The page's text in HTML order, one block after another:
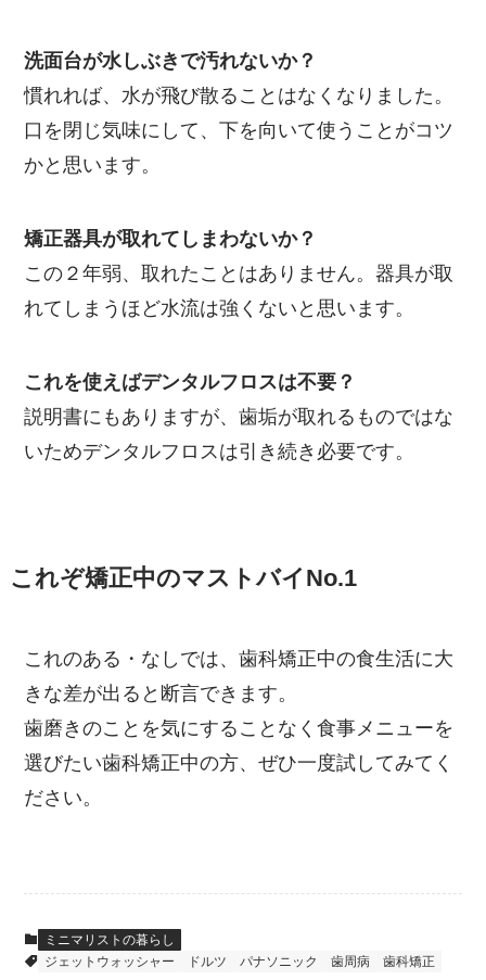
洗面台が水しぶきで汚れないか？
慣れれば、水が飛び散ることはなくなりました。
口を閉じ気味にして、下を向いて使うことがコツ
かと思います。
矯正器具が取れてしまわないか？
この２年弱、取れたことはありません。器具が取
れてしまうほど水流は強くないと思います。
これを使えばデンタルフロスは不要？
説明書にもありますが、歯垢が取れるものではな
いためデンタルフロスは引き続き必要です。
これぞ矯正中のマストバイNo.1
これのある・なしでは、歯科矯正中の食生活に大
きな差が出ると断言できます。
歯磨きのことを気にすることなく食事メニューを
選びたい歯科矯正中の方、ぜひ一度試してみてく
ださい。
ミニマリストの暮らし
ジェットウォッシャー
ドルツ パナソニック 歯周病 歯科矯正